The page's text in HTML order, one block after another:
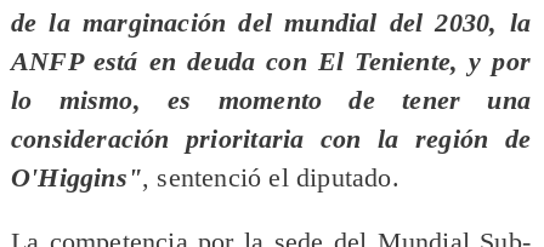
de la marginación del mundial del 2030, la
ANFP está en deuda con El Teniente, y por
lo mismo, es momento de tener una
consideración prioritaria con la región de
O'Higgins", sentenció el diputado.